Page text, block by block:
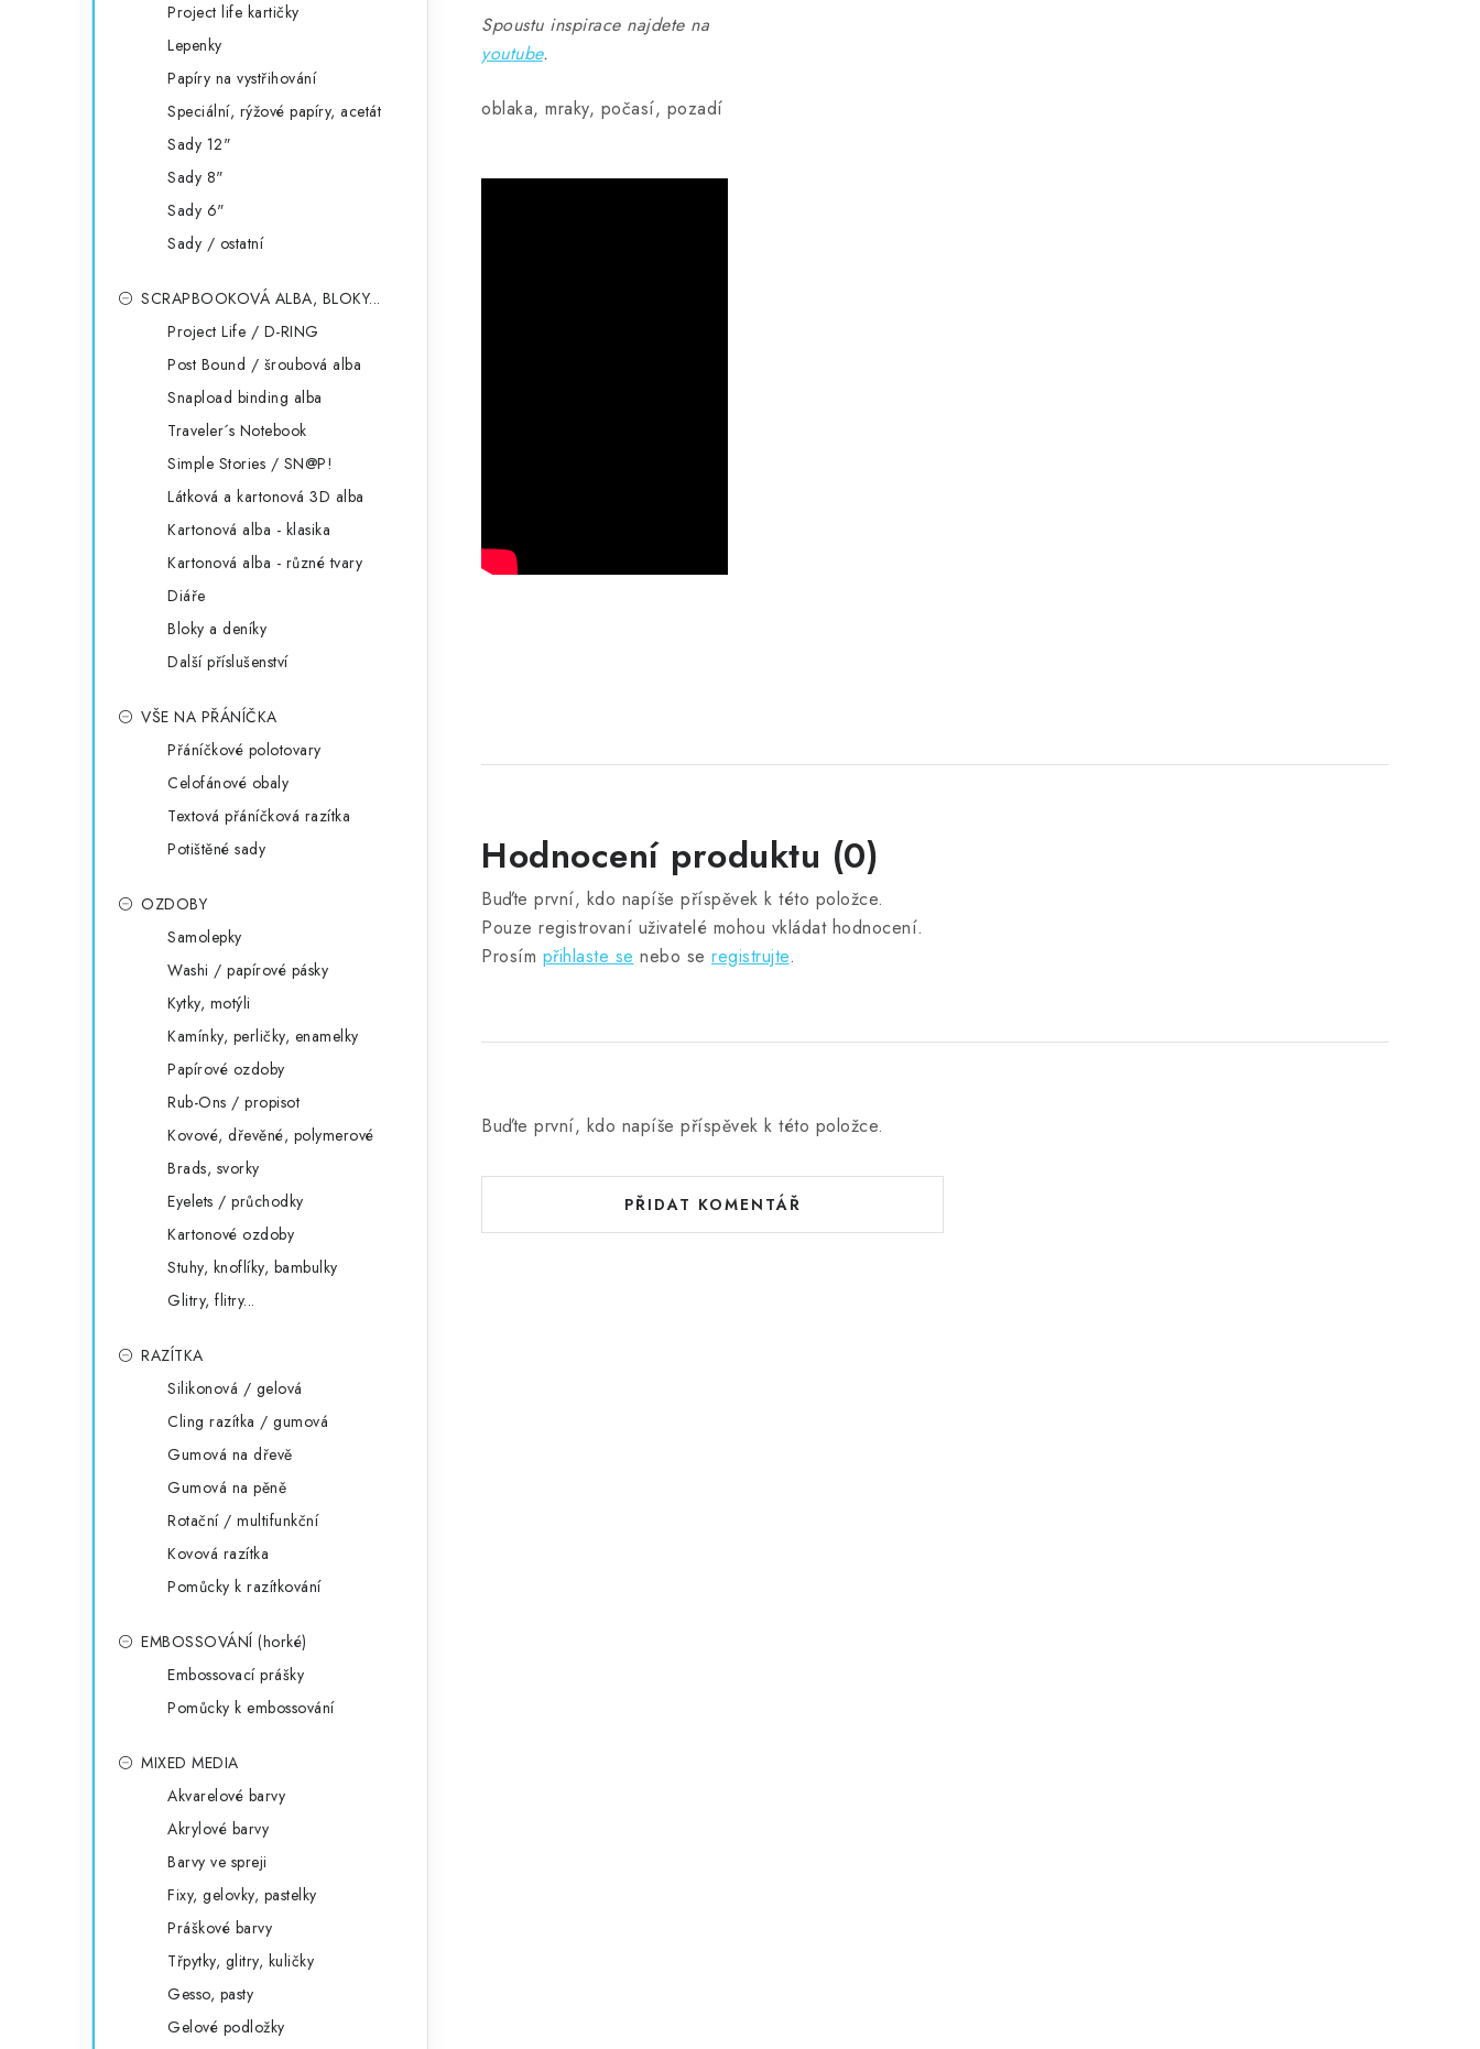
Project life kartičky
Lepenky
Papíry na vystřihování
Speciální, rýžové papíry, acetát
Sady 12"
Sady 8"
Sady 6"
Sady / ostatní
SCRAPBOOKOVÁ ALBA, BLOKY...
Project Life / D-RING
Post Bound / šroubová alba
Snapload binding alba
Traveler´s Notebook
Simple Stories / SN@P!
Látková a kartonová 3D alba
Kartonová alba - klasika
Kartonová alba - různé tvary
Diáře
Bloky a deníky
Další příslušenství
VŠE NA PŘÁNÍČKA
Přáníčkové polotovary
Celofánové obaly
Textová přáníčková razítka
Potištěné sady
OZDOBY
Samolepky
Washi / papírové pásky
Kytky, motýli
Kamínky, perličky, enamelky
Papírové ozdoby
Rub-Ons / propisot
Kovové, dřevěné, polymerové
Brads, svorky
Eyelets / průchodky
Kartonové ozdoby
Stuhy, knoflíky, bambulky
Glitry, flitry...
RAZÍTKA
Silikonová / gelová
Cling razítka / gumová
Gumová na dřevě
Gumová na pěně
Rotační / multifunkční
Kovová razítka
Pomůcky k razítkování
EMBOSSOVÁNÍ (horké)
Embossovací prášky
Pomůcky k embossování
MIXED MEDIA
Akvarelové barvy
Akrylové barvy
Barvy ve spreji
Fixy, gelovky, pastelky
Práškové barvy
Třpytky, glitry, kuličky
Gesso, pasty
Gelové podložky
Spoustu inspirace najdete na
youtube.
oblaka, mraky, počasí, pozadí
Hodnocení produktu (0)
Buďte první, kdo napíše příspěvek k této položce.
Pouze registrovaní uživatelé mohou vkládat hodnocení.
Prosím přihlaste se nebo se registrujte.
Buďte první, kdo napíše příspěvek k této položce.
PŘIDAT KOMENTÁŘ